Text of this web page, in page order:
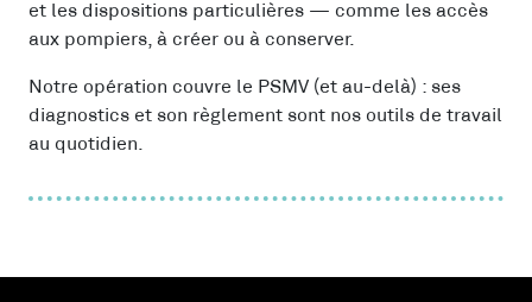
et les dispositions particulières — comme les accès
aux pompiers, à créer ou à conserver.
Notre opération couvre le PSMV (et au-delà) : ses
diagnostics et son règlement sont nos outils de travail
au quotidien.